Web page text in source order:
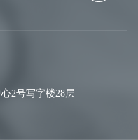
2号写字楼28层